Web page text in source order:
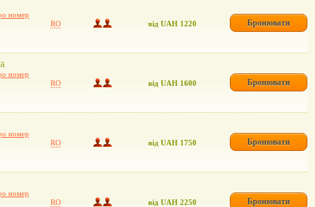
номер
RO від UAH 1220 Бронювати
номер
RO від UAH 1600 Бронювати
номер
RO від UAH 1750 Бронювати
номер
RO від UAH 2250 Бронювати